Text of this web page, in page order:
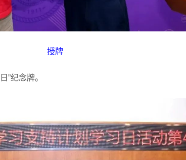
授牌
”纪念牌。